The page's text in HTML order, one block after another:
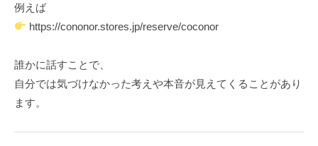
例えば
https://cononor.stores.jp/reserve/coconor
誰かに話すことで、
自分では気づけなかった考えや本音が見えてくることがあり
ます。